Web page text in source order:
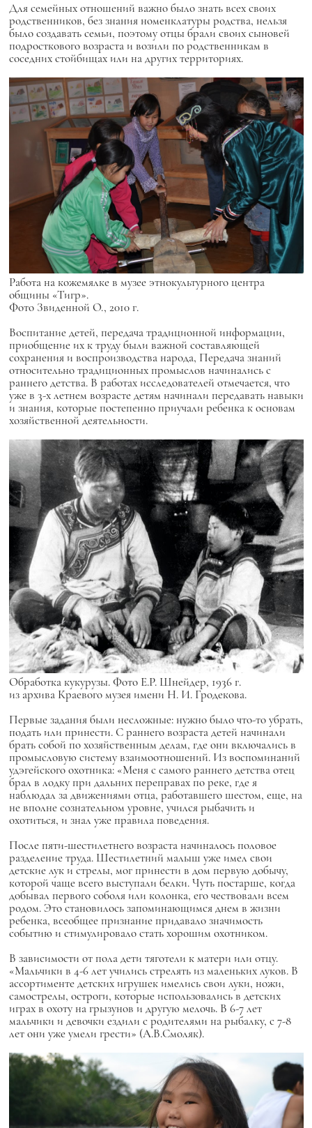
Для семейных отношений важно было знать всех своих
родственников, без знания номенклатуры родства, нельзя
было создавать семьи, поэтому отцы брали своих сыновей
подросткового возраста и возили по родственникам в
соседних стойбищах или на других территориях.
Работа на кожемялке в музее этнокультурного центра
общины «Тигр».
Фото Звиденной О., 2010 г.
Воспитание детей, передача традиционной информации,
приобщение их к труду были важной составляющей
сохранения и воспроизводства народа, Передача знаний
относительно традиционных промыслов начинались с
раннего детства. В работах исследователей отмечается, что
уже в 3-х летнем возрасте детям начинали передавать навыки
и знания, которые постепенно приучали ребенка к основам
хозяйственной деятельности.
Обработка кукурузы. Фото Е.Р. Шнейдер, 1936 г.
из архива Краевого музея имени Н. И. Гродекова.
Первые задания были несложные: нужно было что-то убрать,
подать или принести. С раннего возраста детей начинали
брать собой по хозяйственным делам, где они включались в
промысловую систему взаимоотношений. Из воспоминаний
удэгейского охотника: «Меня с самого раннего детства отец
брал в лодку при дальних переправах по реке, где я
наблюдал за движениями отца, работавшего шестом, еще, на
не вполне сознательном уровне, учился рыбачить и
охотиться, и знал уже правила поведения.
После пяти-шестилетнего возраста начиналось половое
разделение труда. Шестилетний малыш уже имел свои
детские лук и стрелы, мог принести в дом первую добычу,
которой чаще всего выступали белки. Чуть постарше, когда
добывал первого соболя или колонка, его чествовали всем
родом. Это становилось запоминающимся днем в жизни
ребенка, всеобщее признание придавало значимость
событию и стимулировало стать хорошим охотником.
В зависимости от пола дети тяготели к матери или отцу.
«Мальчики в 4-6 лет учились стрелять из маленьких луков. В
ассортименте детских игрушек имелись свои луки, ножи,
самострелы, остроги, которые использовались в детских
играх в охоту на грызунов и другую мелочь. В 6-7 лет
мальчики и девочки ездили с родителями на рыбалку, с 7-8
лет они уже умели грести» (А.В.Смоляк).